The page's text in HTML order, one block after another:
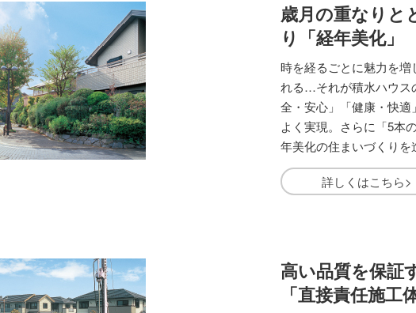
歳月の重なりと
り「経年美化」
時を経るごとに魅力を
れる…それが積水ハウス
全・安心」「健康・快
よく実現。さらに「5本
年美化の住まいづくりを
詳しくはこちら>
高い品質を保証
「直接責任施工